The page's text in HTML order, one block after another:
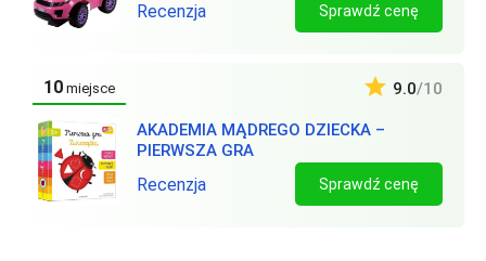
Recenzja Sprawdź cenę
10 miejsce
AKADEMIA MĄDREGO DZIECKA –
PIERWSZA GRA
9.0/10
Recenzja Sprawdź cenę